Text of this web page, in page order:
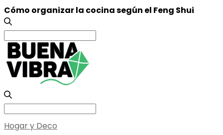
Cómo organizar la cocina según el Feng Shui
Search
for:
Search
Hogar y Deco